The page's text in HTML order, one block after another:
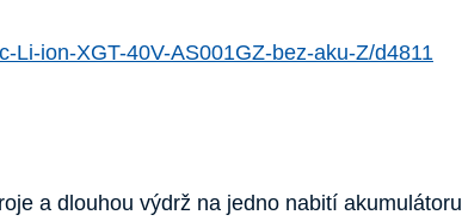
Li-ion-XGT-40V-AS001GZ-bez-aku-Z/d4811
a dlouhou výdrž na jedno nabití akumulátoru